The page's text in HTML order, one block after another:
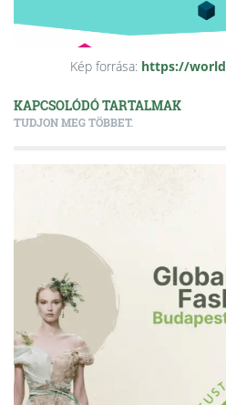
Kép forrása: https://
KAPCSOLÓDÓ TARTALMAK
TUDJON MEG TÖBBET.